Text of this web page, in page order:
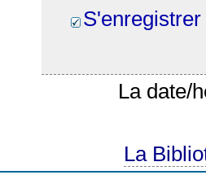
S'enregistrer
La date/
La